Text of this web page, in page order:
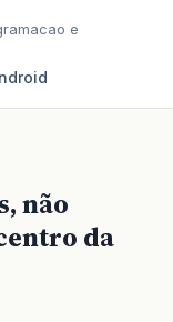
e
não
da